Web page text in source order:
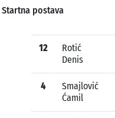
Startna postava
12
Rotić
Denis
4
Smajlović
Ćamil